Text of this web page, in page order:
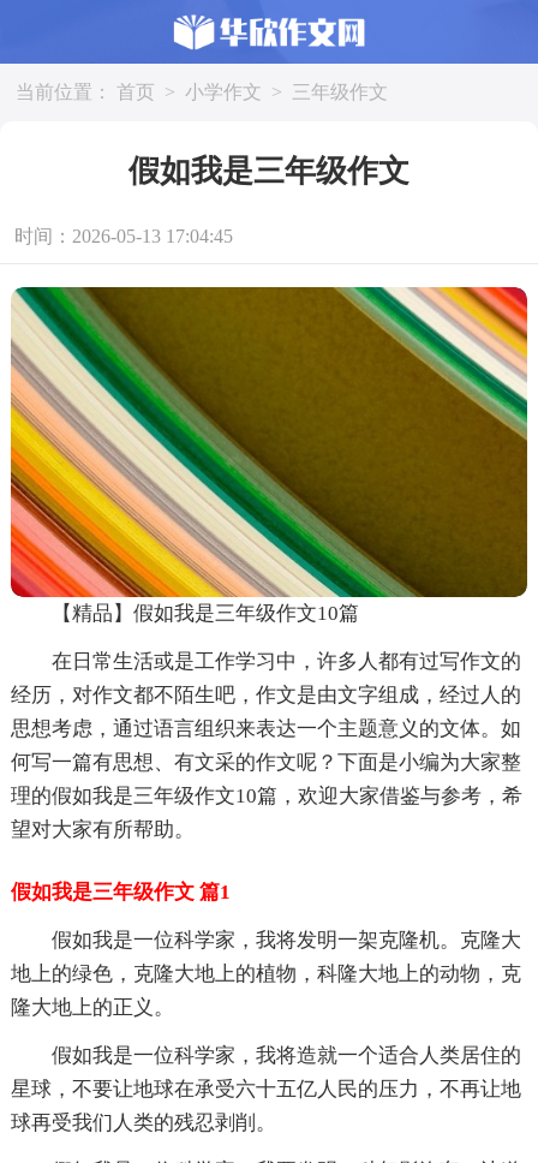
当前位置： 首页 > 小学作文 > 三年级作文
假如我是三年级作文
时间：2026-05-13 17:04:45
【精品】假如我是三年级作文10篇
在日常生活或是工作学习中，许多人都有过写作文的
经历，对作文都不陌生吧，作文是由文字组成，经过人的
思想考虑，通过语言组织来表达一个主题意义的文体。如
何写一篇有思想、有文采的作文呢？下面是小编为大家整
理的假如我是三年级作文10篇，欢迎大家借鉴与参考，希
望对大家有所帮助。
假如我是三年级作文 篇1
假如我是一位科学家，我将发明一架克隆机。克隆大
地上的绿色，克隆大地上的植物，科隆大地上的动物，克
隆大地上的正义。
假如我是一位科学家，我将造就一个适合人类居住的
星球，不要让地球在承受六十五亿人民的压力，不再让地
球再受我们人类的残忍剥削。